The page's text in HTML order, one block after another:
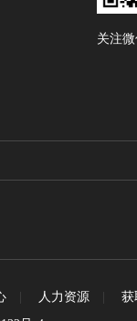
关注
| 人力资源 | 获